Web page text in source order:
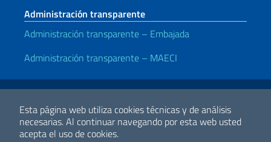
Esta página web utiliza cookies técnicas y de análisis
necesarias.Al continuar navegando por esta web usted
acepta el uso de cookies.
Administración transparente
Administración transparente – Embajada
Administración transparente – MAECI
Enlaces útiles